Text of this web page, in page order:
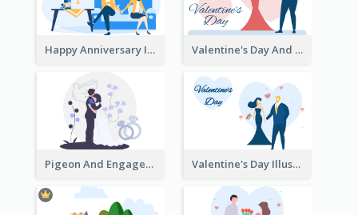
Happy Anniversary Illustration Valentine's Day And Flower Illustration
Pigeon And Engagement Illustration Valentine's Day Illustration